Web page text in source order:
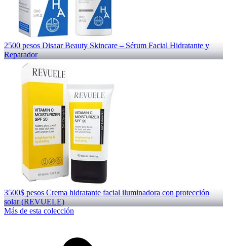
2500 pesos Disaar Beauty Skincare – Sérum Facial Hidratante y
Reparador
3500$ pesos Crema hidratante facial iluminadora con protección
solar (REVUELE)
Más de esta colección